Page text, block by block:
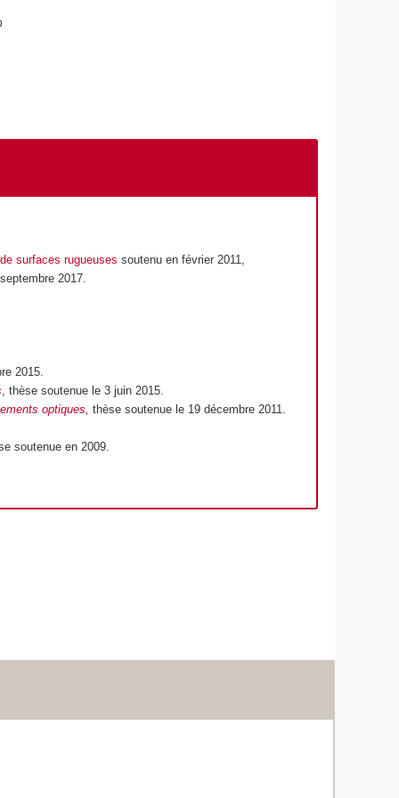
surfaces rugueuses soutenu en février 2011,
2017.
2015.
, thèse soutenue le 3 juin 2015.
optiques thèse soutenue le 19 décembre 2011.
soutenue en 2009.